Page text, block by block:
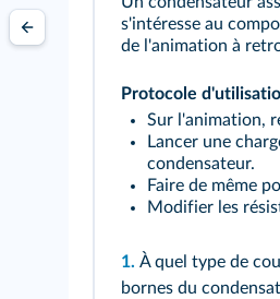
s'intéresse au
de l'animation à
Protocole
Sur l'animation,
Lancer une
condensateur.
Faire de même
Modifier les
1. À quel type de
bornes du